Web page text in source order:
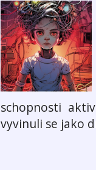
schopnosti
vyvinuli se jako